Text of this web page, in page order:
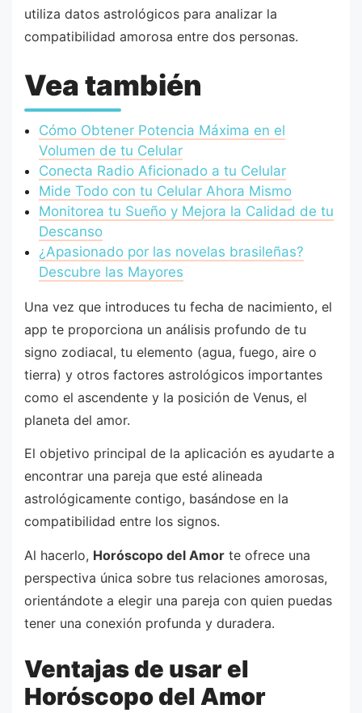
utiliza datos astrológicos para analizar la
compatibilidad amorosa entre dos personas.
Vea también
Cómo Obtener Potencia Máxima en el
Volumen de tu Celular
Conecta Radio Aficionado a tu Celular
Mide Todo con tu Celular Ahora Mismo
Monitorea tu Sueño y Mejora la Calidad de tu
Descanso
¿Apasionado por las novelas brasileñas?
Descubre las Mayores
Una vez que introduces tu fecha de nacimiento, el
app te proporciona un análisis profundo de tu
signo zodiacal, tu elemento (agua, fuego, aire o
tierra) y otros factores astrológicos importantes
como el ascendente y la posición de Venus, el
planeta del amor.
El objetivo principal de la aplicación es ayudarte a
encontrar una pareja que esté alineada
astrológicamente contigo, basándose en la
compatibilidad entre los signos.
Al hacerlo, Horóscopo del Amor te ofrece una
perspectiva única sobre tus relaciones amorosas,
orientándote a elegir una pareja con quien puedas
tener una conexión profunda y duradera.
Ventajas de usar el
Horóscopo del Amor